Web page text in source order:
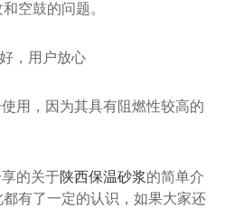
鼓的问题。
，用户放心
用，因为其具有阻燃性较高的
的关于陕西保温砂浆的简单介
都有了一定的认识，如果大家还